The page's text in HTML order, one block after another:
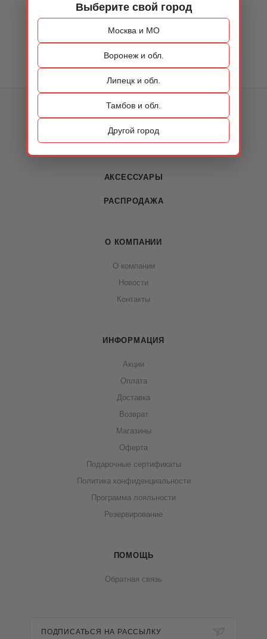
Выберите свой город
Москва и МО
Воронеж и обл.
Липецк и обл.
Тамбов и обл.
Другой город
КАТАЛОГ
ОБУВЬ
СУМКИ
АКСЕССУАРЫ
РАСПРОДАЖА
О КОМПАНИИ
О компании
Новости
Контакты
ИНФОРМАЦИЯ
Акции
Оплата
Доставка
Возврат
Магазины
Оферта
Подарочные сертификаты
Политика конфиденциальности
Программа лояльности
Резервирование
ПОМОЩЬ
Обратная связь
ПОДПИСАТЬСЯ НА РАССЫЛКУ